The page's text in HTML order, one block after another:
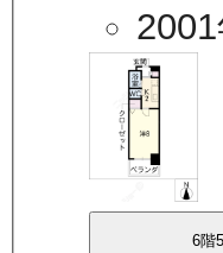
6階